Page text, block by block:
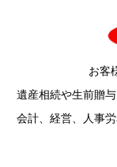
お客
遺産相続や生前贈
会計、経営、人事